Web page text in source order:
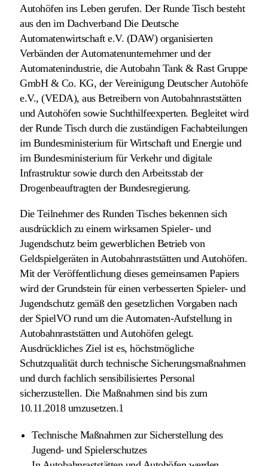
Autohöfen ins Leben gerufen. Der Runde Tisch besteht
aus den im Dachverband Die Deutsche
Automatenwirtschaft e.V. (DAW) organisierten
Verbänden der Automatenunternehmer und der
Automatenindustrie, die Autobahn Tank & Rast Gruppe
GmbH & Co. KG, der Vereinigung Deutscher Autohöfe
e.V., (VEDA), aus Betreibern von Autobahnraststätten
und Autohöfen sowie Suchthilfeexperten. Begleitet wird
der Runde Tisch durch die zuständigen Fachabteilungen
im Bundesministerium für Wirtschaft und Energie und
im Bundesministerium für Verkehr und digitale
Infrastruktur sowie durch den Arbeitsstab der
Drogenbeauftragten der Bundesregierung.
Die Teilnehmer des Runden Tisches bekennen sich
ausdrücklich zu einem wirksamen Spieler- und
Jugendschutz beim gewerblichen Betrieb von
Geldspielgeräten in Autobahnraststätten und Autohöfen.
Mit der Veröffentlichung dieses gemeinsamen Papiers
wird der Grundstein für einen verbesserten Spieler- und
Jugendschutz gemäß den gesetzlichen Vorgaben nach
der SpielVO rund um die Automaten-Aufstellung in
Autobahnraststätten und Autohöfen gelegt.
Ausdrückliches Ziel ist es, höchstmögliche
Schutzqualität durch technische Sicherungsmaßnahmen
und durch fachlich sensibilisiertes Personal
sicherzustellen. Die Maßnahmen sind bis zum
10.11.2018 umzusetzen.1
Technische Maßnahmen zur Sicherstellung des
Jugend- und Spielerschutzes